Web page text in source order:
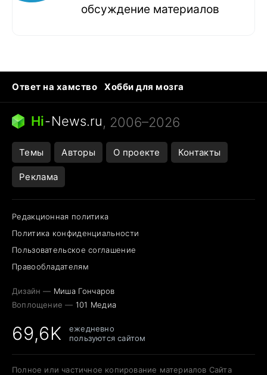
обсуждение материалов
Ответ на хамство
Хобби для мозга
Бензин 100 vs 95
Тунцы в океанариуме
Следующая пандемия
Hi-News.ru, 2006–2026
Темы Авторы О проекте Контакты
Реклама
Редакционная политика
Политика конфиденциальности
Пользовательское соглашение
Правообладателям
Дизайн — Миша Гончаров
Воплощение — 101 Медиа
69,6K
ежедневно
пользуются сайтом
Полное или частичное копирование материалов Сайта